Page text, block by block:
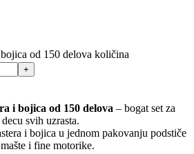
od 150 delova količina
i bojica od 150 delova – bogat set za
svih uzrasta.
i bojica u jednom pakovanju podstiče
i fine motorike.